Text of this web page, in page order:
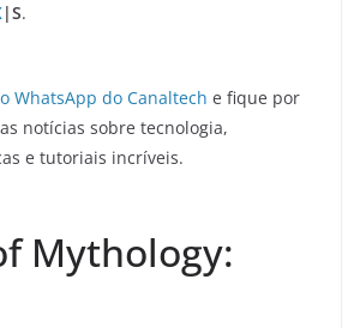
|S.
WhatsApp do Canaltech e fique por
notícias sobre tecnologia,
e tutoriais incríveis.
Mythology: